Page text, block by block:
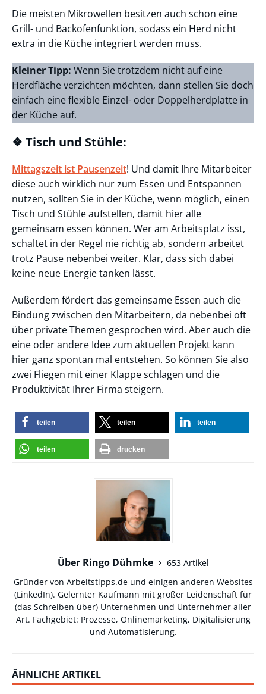
Die meisten Mikrowellen besitzen auch schon eine
Grill- und Backofenfunktion, sodass ein Herd nicht
extra in die Küche integriert werden muss.
Kleiner Tipp: Wenn Sie trotzdem nicht auf eine
Herdfläche verzichten möchten, dann stellen Sie doch
einfach eine flexible Einzel- oder Doppelherdplatte in
der Küche auf.
❖ Tisch und Stühle:
Mittagszeit ist Pausenzeit! Und damit Ihre Mitarbeiter
diese auch wirklich nur zum Essen und Entspannen
nutzen, sollten Sie in der Küche, wenn möglich, einen
Tisch und Stühle aufstellen, damit hier alle
gemeinsam essen können. Wer am Arbeitsplatz isst,
schaltet in der Regel nie richtig ab, sondern arbeitet
trotz Pause nebenbei weiter. Klar, dass sich dabei
keine neue Energie tanken lässt.
Außerdem fördert das gemeinsame Essen auch die
Bindung zwischen den Mitarbeitern, da nebenbei oft
über private Themen gesprochen wird. Aber auch die
eine oder andere Idee zum aktuellen Projekt kann
hier ganz spontan mal entstehen. So können Sie also
zwei Fliegen mit einer Klappe schlagen und die
Produktivität Ihrer Firma steigern.
teilen teilen teilen
teilen drucken
Über Ringo Dühmke
653 Artikel
Gründer von Arbeitstipps.de und einigen anderen Websites
(LinkedIn). Gelernter Kaufmann mit großer Leidenschaft für
(das Schreiben über) Unternehmen und Unternehmer aller
Art. Fachgebiet: Prozesse, Onlinemarketing, Digitalisierung
und Automatisierung.
ÄHNLICHE ARTIKEL